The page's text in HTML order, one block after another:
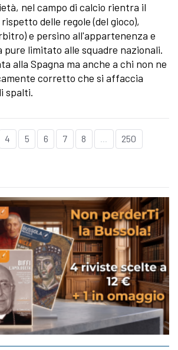
nel campo di calcio rientra il
delle regole (del gioco),
e persino all'appartenenza e
pure limitato alle squadre nazionali.
alla Spagna ma anche a chi non ne
corretto che si affaccia
spalti.
4 5 6 7 8 ... 250